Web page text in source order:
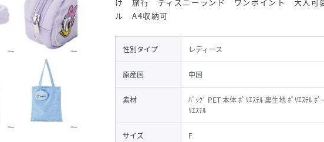
ル A4収納可
性別タイプ レディース
原産国 中国
素材
ﾊﾞｯｸﾞ PET 本体 ﾎﾟﾘｴｽﾃﾙ 裏生地 ﾎﾟﾘｴｽﾃﾙ ﾎ
ﾘｴｽﾃﾙ
サイズ F